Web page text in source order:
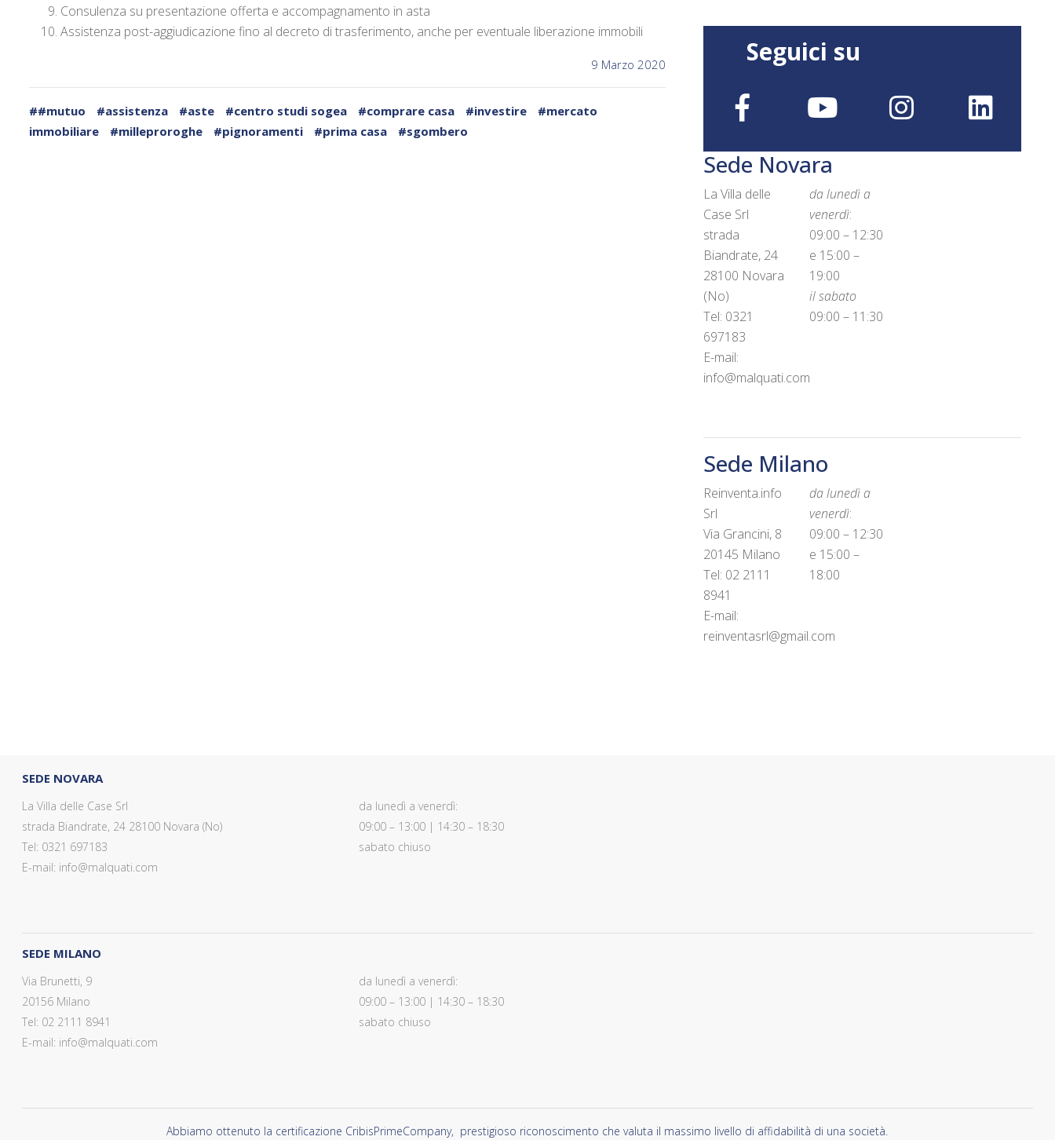
Consulenza su presentazione offerta e accompagnamento in asta
Assistenza post-aggiudicazione fino al decreto di trasferimento, anche per eventuale liberazione immobili
9 Marzo 2020
##mutuo #assistenza #aste #centro studi sogea #comprare casa #investire
#mercato
immobiliare
#milleproroghe #pignoramenti #prima casa #sgombero
Seguici su
Sede Novara
La Villa delle
Case Srl
strada
Biandrate, 24
28100 Novara
(No)
Tel: 0321
697183
E-mail:
info@malquati.com
da lunedì a
venerdì:
09:00 – 12:30
e 15:00 –
19:00
il sabato
09:00 – 11:30
Sede Milano
Reinventa.info
Srl
Via Grancini, 8
20145 Milano
Tel: 02 2111
8941
E-mail:
reinventasrl@gmail.com
da lunedì a
venerdì:
09:00 – 12:30
e 15:00 –
18:00
SEDE NOVARA
La Villa delle Case Srl
strada Biandrate, 24 28100 Novara (No)
Tel: 0321 697183
E-mail: info@malquati.com
da lunedì a venerdì:
09:00 – 13:00 | 14:30 – 18:30
sabato chiuso
SEDE MILANO
Via Brunetti, 9
20156 Milano
Tel: 02 2111 8941
E-mail: info@malquati.com
da lunedì a venerdì:
09:00 – 13:00 | 14:30 – 18:30
sabato chiuso
Abbiamo ottenuto la certificazione CribisPrimeCompany, prestigioso riconoscimento che valuta il massimo livello di affidabilità di una società.